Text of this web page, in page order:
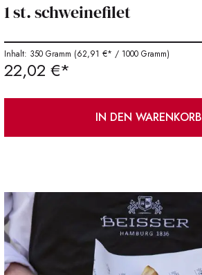
1 st. schweinefilet
Inhalt: 350 Gramm (62,91 €* / 1000 Gramm)
22,02 €*
IN DEN WARENKORB